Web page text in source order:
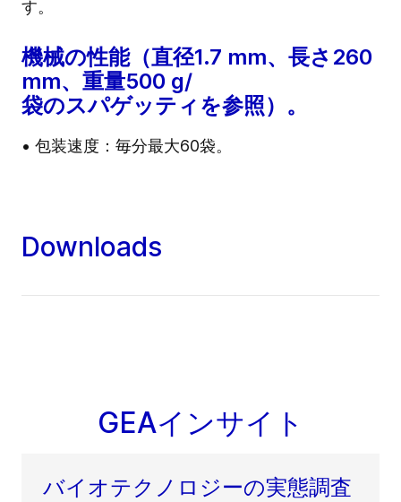
す。
機械の性能（直径1.7 mm、長さ260
mm、重量500 g/
袋のスパゲッティを参照）。
• 包装速度：毎分最大60袋。
Downloads
GEAインサイト
バイオテクノロジーの実態調査